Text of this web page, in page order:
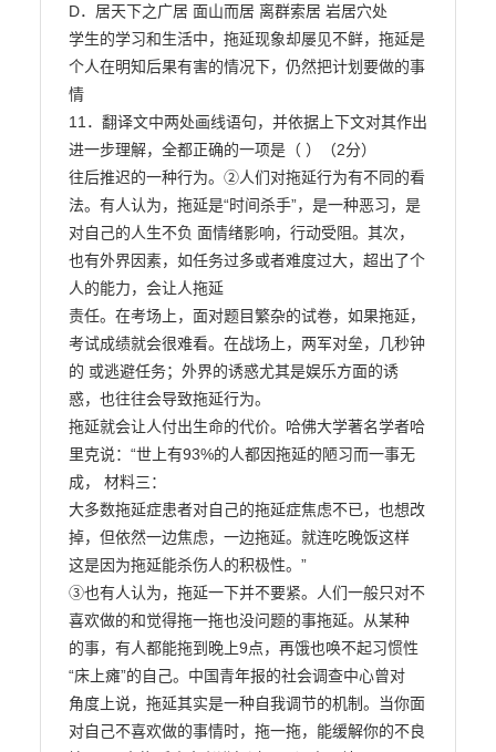
D．居天下之广居 面山而居 离群索居 岩居穴处
学生的学习和生活中，拖延现象却屡见不鲜，拖延是
个人在明知后果有害的情况下，仍然把计划要做的事
情
11．翻译文中两处画线语句，并依据上下文对其作出
进一步理解，全都正确的一项是（ ）（2分）
往后推迟的一种行为。②人们对拖延行为有不同的看
法。有人认为，拖延是“时间杀手”，是一种恶习，是
对自己的人生不负 面情绪影响，行动受阻。其次，
也有外界因素，如任务过多或者难度过大，超出了个
人的能力，会让人拖延
责任。在考场上，面对题目繁杂的试卷，如果拖延，
考试成绩就会很难看。在战场上，两军对垒，几秒钟
的 或逃避任务；外界的诱惑尤其是娱乐方面的诱
惑，也往往会导致拖延行为。
拖延就会让人付出生命的代价。哈佛大学著名学者哈
里克说：“世上有93%的人都因拖延的陋习而一事无
成， 材料三：
大多数拖延症患者对自己的拖延症焦虑不已，也想改
掉，但依然一边焦虑，一边拖延。就连吃晚饭这样
这是因为拖延能杀伤人的积极性。”
③也有人认为，拖延一下并不要紧。人们一般只对不
喜欢做的和觉得拖一拖也没问题的事拖延。从某种
的事，有人都能拖到晚上9点，再饿也唤不起习惯性
“床上瘫”的自己。中国青年报的社会调查中心曾对
角度上说，拖延其实是一种自我调节的机制。当你面
对自己不喜欢做的事情时，拖一拖，能缓解你的不良